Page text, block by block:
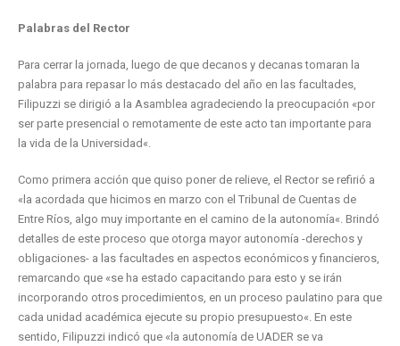
Palabras del Rector
Para cerrar la jornada, luego de que decanos y decanas tomaran la
palabra para repasar lo más destacado del año en las facultades,
Filipuzzi se dirigió a la Asamblea agradeciendo la preocupación «por
ser parte presencial o remotamente de este acto tan importante para
la vida de la Universidad«.
Como primera acción que quiso poner de relieve, el Rector se refirió a
«la acordada que hicimos en marzo con el Tribunal de Cuentas de
Entre Ríos, algo muy importante en el camino de la autonomía«. Brindó
detalles de este proceso que otorga mayor autonomía -derechos y
obligaciones- a las facultades en aspectos económicos y financieros,
remarcando que «se ha estado capacitando para esto y se irán
incorporando otros procedimientos, en un proceso paulatino para que
cada unidad académica ejecute su propio presupuesto«. En este
sentido, Filipuzzi indicó que «la autonomía de UADER se va